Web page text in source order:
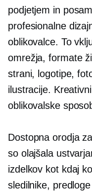
podjetjem in
profesionalne
oblikovalce. To
omrežja, formate
strani, logotipe,
ilustracije.
oblikovalske
Dostopna orodja
so olajšala
izdelkov kot kdaj
sledilnike,